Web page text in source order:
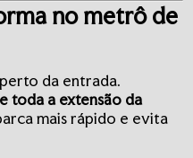
nometrô de
da entrada.
toda a extensão da
mais rápido e evita